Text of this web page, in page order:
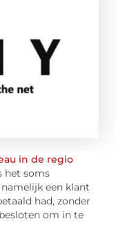
in de regio
het soms
een klant
had, zonder
om in te